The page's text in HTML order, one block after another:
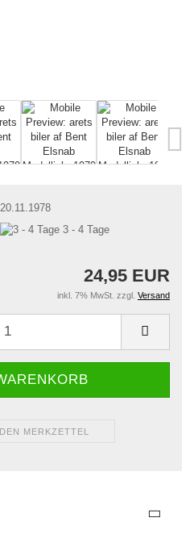
20.11.1978
3 - 4 Tage
24,95 EUR
inkl. 7% MwSt. zzgl. Versand
MERKZETTEL